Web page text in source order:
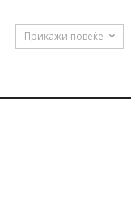
Прикажи повеќе